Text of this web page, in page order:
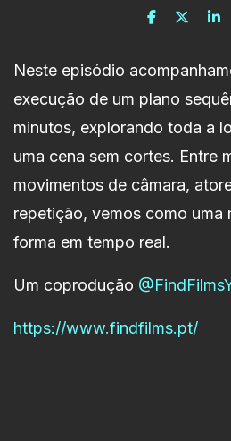
Neste episódio
execução de um plano
minutos, explorando toda a
uma cena sem cortes. Entre
movimentos de câmara,
repetição, vemos como uma
forma em tempo real.
Um coprodução
https://www.findfilms.pt/